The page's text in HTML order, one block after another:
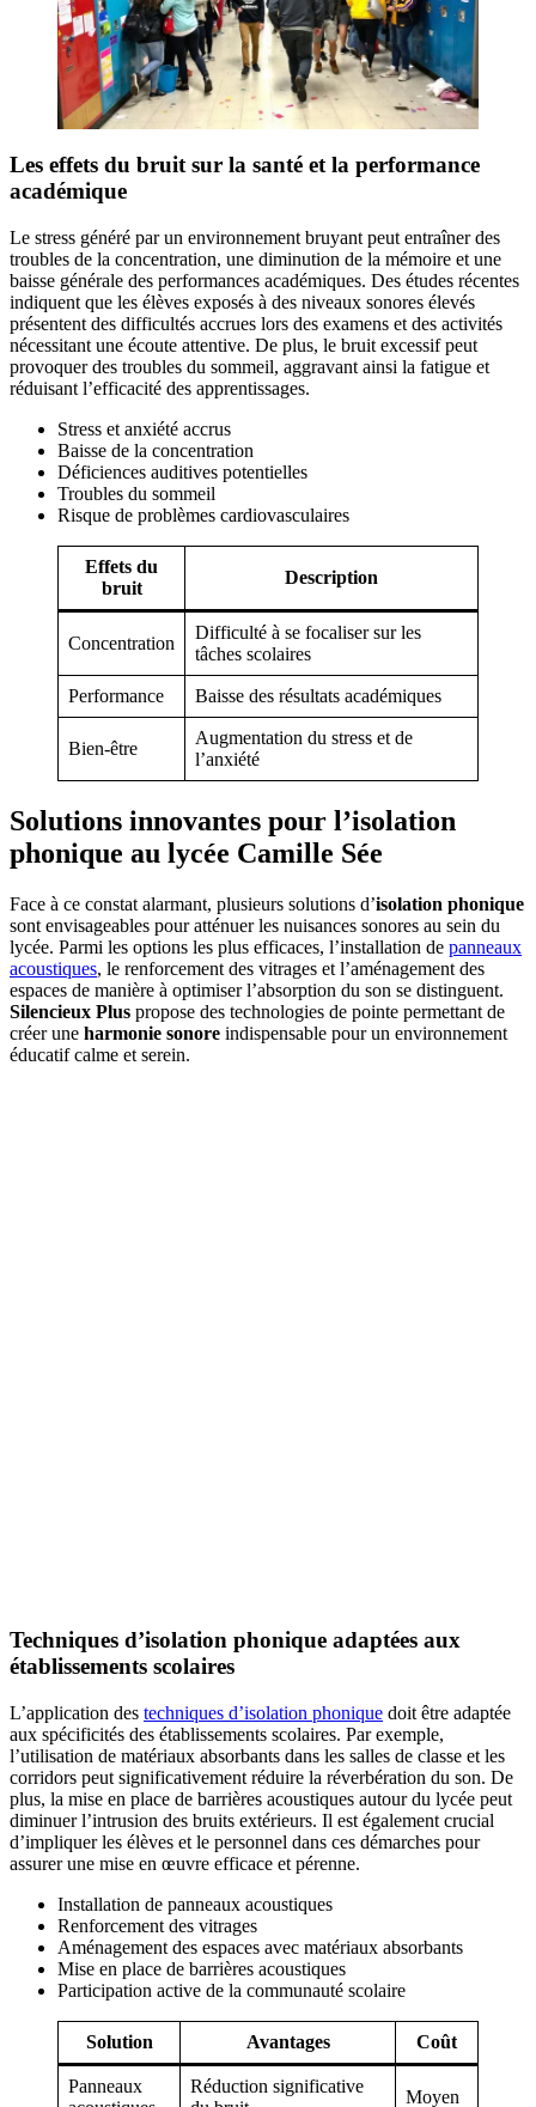
Les effets du bruit sur la santé et la performance
académique
Le stress généré par un environnement bruyant peut entraîner des
troubles de la concentration, une diminution de la mémoire et une
baisse générale des performances académiques. Des études récentes
indiquent que les élèves exposés à des niveaux sonores élevés
présentent des difficultés accrues lors des examens et des activités
nécessitant une écoute attentive. De plus, le bruit excessif peut
provoquer des troubles du sommeil, aggravant ainsi la fatigue et
réduisant l’efficacité des apprentissages.
Stress et anxiété accrus
Baisse de la concentration
Déficiences auditives potentielles
Troubles du sommeil
Risque de problèmes cardiovasculaires
Effets du
bruit
Description
Concentration
Difficulté à se focaliser sur les
tâches scolaires
Performance Baisse des résultats académiques
Bien-être
Augmentation du stress et de
l’anxiété
Solutions innovantes pour l’isolation
phonique au lycée Camille Sée
Face à ce constat alarmant, plusieurs solutions d’isolation phonique
sont envisageables pour atténuer les nuisances sonores au sein du
lycée. Parmi les options les plus efficaces, l’installation de panneaux
acoustiques, le renforcement des vitrages et l’aménagement des
espaces de manière à optimiser l’absorption du son se distinguent.
Silencieux Plus propose des technologies de pointe permettant de
créer une harmonie sonore indispensable pour un environnement
éducatif calme et serein.
Techniques d’isolation phonique adaptées aux
établissements scolaires
L’application des techniques d’isolation phonique doit être adaptée
aux spécificités des établissements scolaires. Par exemple,
l’utilisation de matériaux absorbants dans les salles de classe et les
corridors peut significativement réduire la réverbération du son. De
plus, la mise en place de barrières acoustiques autour du lycée peut
diminuer l’intrusion des bruits extérieurs. Il est également crucial
d’impliquer les élèves et le personnel dans ces démarches pour
assurer une mise en œuvre efficace et pérenne.
Installation de panneaux acoustiques
Renforcement des vitrages
Aménagement des espaces avec matériaux absorbants
Mise en place de barrières acoustiques
Participation active de la communauté scolaire
Solution Avantages Coût
Panneaux
Réduction significative
Moyen